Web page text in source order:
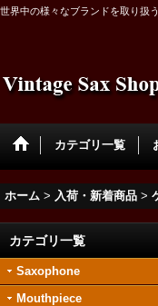
世界中の様々なブランドを取り扱
カテゴリ一覧
ホーム > 入荷・新着商品 >
カテゴリ一覧
Saxophone
Mouthpiece